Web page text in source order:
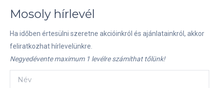
Mosoly hírlevél
Ha időben értesülni szeretne akcióinkról és ajánlatainkról, akkor
feliratkozhat hírlevelünkre.
Negyedévente maximum 1 levélre számíthat tőlünk!